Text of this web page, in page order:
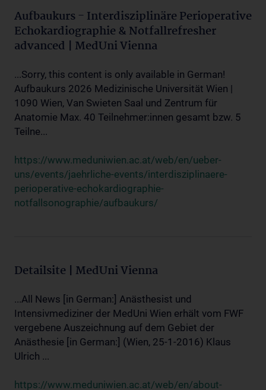
Aufbaukurs - Interdisziplinäre Perioperative
Echokardiographie & Notfallrefresher
advanced | MedUni Vienna
...Sorry, this content is only available in German!
Aufbaukurs 2026 Medizinische Universität Wien |
1090 Wien, Van Swieten Saal und Zentrum für
Anatomie Max. 40 Teilnehmer:innen gesamt bzw. 5
Teilne...
https://www.meduniwien.ac.at/web/en/ueber-
uns/events/jaehrliche-events/interdisziplinaere-
perioperative-echokardiographie-
notfallsonographie/aufbaukurs/
Detailsite | MedUni Vienna
...All News [in German:] Anästhesist und
Intensivmediziner der MedUni Wien erhält vom FWF
vergebene Auszeichnung auf dem Gebiet der
Anästhesie [in German:] (Wien, 25-1-2016) Klaus
Ulrich ...
https://www.meduniwien.ac.at/web/en/about-